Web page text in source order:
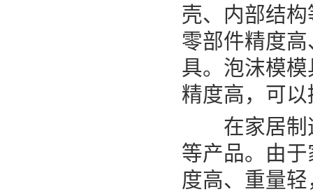
壳、内部结
零部件精度
具。泡沫模
精度高，可
在家居制造
等产品。由
度高、重量